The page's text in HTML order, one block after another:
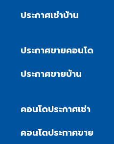
ประกาศเช่าบ้าน
ประกาศขายคอนโด
ประกาศขายบ้าน
คอนโดประกาศเช่า
คอนโดประกาศขาย